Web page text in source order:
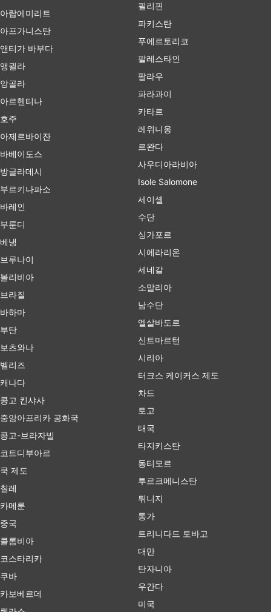
아랍에미리트
아프가니스탄
앤티가 바부다
앵귈라
앙골라
아르헨티나
호주
아제르바이잔
바베이도스
방글라데시
부르키나파소
바레인
부룬디
베냉
브루나이
볼리비아
브라질
바하마
부탄
보츠와나
벨리즈
캐나다
콩고 킨샤사
중앙아프리카 공화국
콩고-브라자빌
코트디부아르
쿡 제도
칠레
카메룬
중국
콜롬비아
코스타리카
쿠바
카보베르데
필리핀
파키스탄
푸에르토리코
팔레스타인
팔라우
파라과이
카타르
레위니옹
르완다
사우디아라비아
Isole Salomone
세이셸
수단
싱가포르
시에라리온
세네갈
소말리아
남수단
엘살바도르
신트마르턴
시리아
터크스 케이커스 제도
차드
토고
태국
타지키스탄
동티모르
투르크메니스탄
튀니지
통가
트리니다드 토바고
대만
탄자니아
우간다
미국